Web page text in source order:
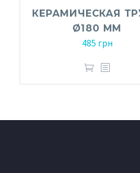
КЕРАМИЧЕСКАЯ
Ø180 ММ
485 грн